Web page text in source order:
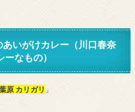
いがけカレー（川口春奈
なもの）
原 カリガリ 」